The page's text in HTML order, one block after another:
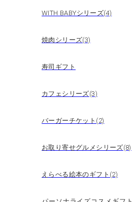
WITH BABYシリーズ(4)
焼肉シリーズ(3)
寿司ギフト
カフェシリーズ(3)
バーガーチケット(2)
お取り寄せグルメシリーズ(8)
えらべる絵本のギフト(2)